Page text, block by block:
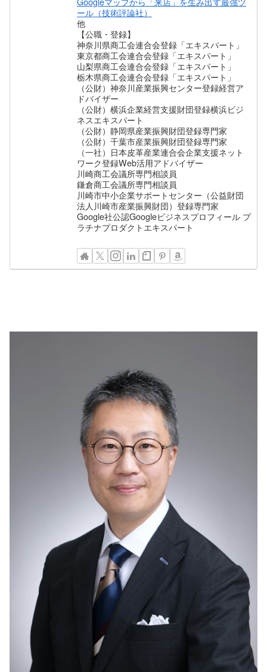
ール（技術評論社）
他
【公職・登録】
神奈川県商工会連合会登録「エキスパート」
東京都商工会連合会登録「エキスパート」
山梨県商工会連合会登録「エキスパート」
栃木県商工会連合会登録「エキスパート」
（公財）神奈川産業振興センター登録経営ア
ドバイザー
（公財）横浜企業経営支援財団登録横浜ビジ
ネスエキスパート
（公財）静岡県産業振興財団登録専門家
（公財）千葉市産業振興財団登録専門家
（一社）日本皮革産業連合会企業支援ネット
ワーク登録Web活用アドバイザー
川崎商工会議所専門相談員
鎌倉商工会議所専門相談員
川崎市中小企業サポートセンター（公益財団
法人川崎市産業振興財団）登録専門家
Google社公認Googleビジネスプロフィール プ
ラチナプロダクトエキスパート